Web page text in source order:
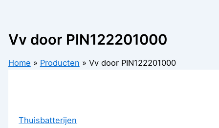
Vv door PIN122201000
Home Producten Vv door PIN122201000
Thuisbatterijen